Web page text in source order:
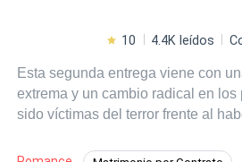
CREATIVE*** NO SE PERMITEN
10 4.4K leídos
Esta segunda entrega viene con
extrema y un cambio radical en
sido víctimas del terror frente al
reflexión en sus sentimientos, los